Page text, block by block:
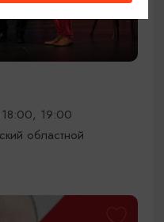
19:00
областной